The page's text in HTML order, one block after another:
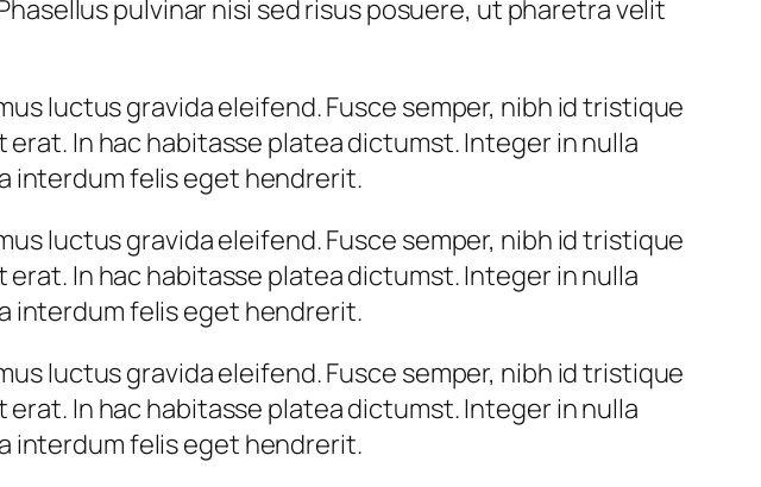
pulvinar nisi sed risus posuere, ut pharetra velit
luctus gravida eleifend. Fusce semper, nibh id tristique
In hac habitasse platea dictumst. Integer in nulla
interdum felis eget hendrerit.
luctus gravida eleifend. Fusce semper, nibh id tristique
In hac habitasse platea dictumst. Integer in nulla
interdum felis eget hendrerit.
luctus gravida eleifend. Fusce semper, nibh id tristique
In hac habitasse platea dictumst. Integer in nulla
interdum felis eget hendrerit.